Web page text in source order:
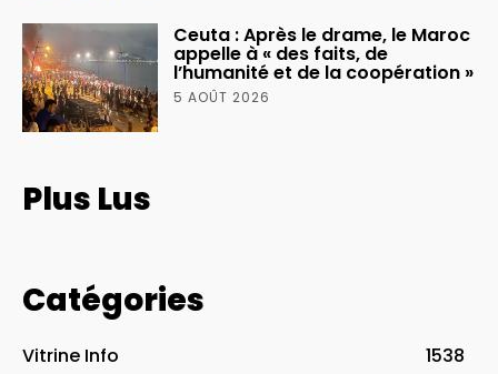
Ceuta : Après le drame, le Maroc
appelle à « des faits, de
l’humanité et de la coopération »
5 AOÛT 2026
Plus Lus
Catégories
Vitrine Info
1538